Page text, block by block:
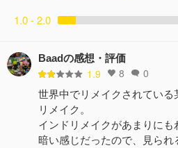
1.0 - 2.0
Baadの感想・評価
1.9 8 0
世界中でリメイクされてい
リメイク。
インドリメイクがあまりに
暗い感じだったので、見られ